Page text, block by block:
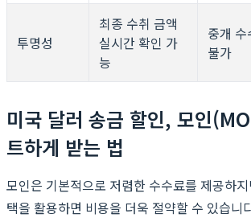
투명성
최종 수취 금액
실시간 확인 가
능
중개
불가
미국 달러 송금 할인, 모인
트하게 받는 법
모인은 기본적으로 저렴한 수수료를 제공하
택을 활용하면 비용을 더욱 절약할 수 있습니